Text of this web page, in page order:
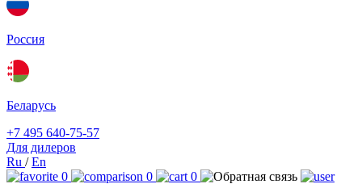
Россия
Беларусь
+7 495 640-75-57
Для дилеров
Ru /En
0
0 0